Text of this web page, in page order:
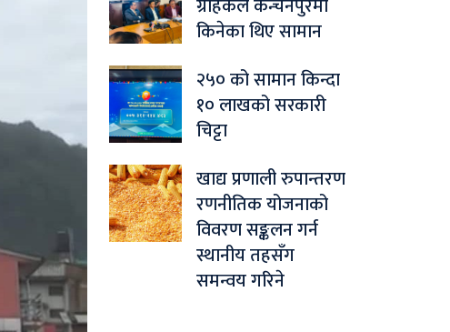
ग्राहकले कन्चनपुरमा
किनेका थिए सामान
२५० को सामान किन्दा
१० लाखको सरकारी
चिट्टा
खाद्य प्रणाली रुपान्तरण
रणनीतिक योजनाको
विवरण सङ्कलन गर्न
स्थानीय तहसँग
समन्वय गरिने